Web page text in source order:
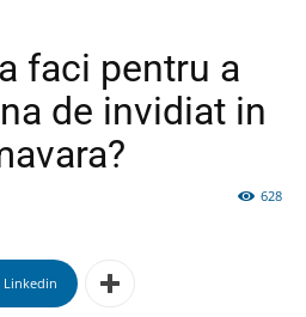
faci pentru a
de invidiat in
628
Linkedin